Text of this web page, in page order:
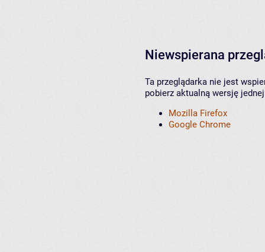
Niewspierana
Ta przeglądarka nie jest
pobierz aktualną wersję
Mozilla Firefox
Google Chrome